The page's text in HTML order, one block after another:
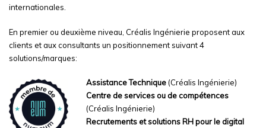
internationales.
En premier ou deuxième niveau, Créalis Ingénierie proposent aux
clients et aux consultants un positionnement suivant 4
solutions/marques:
Assistance Technique (Créalis Ingénierie)
Centre de services ou de compétences
(Créalis Ingénierie)
Recrutements et solutions RH pour le digital